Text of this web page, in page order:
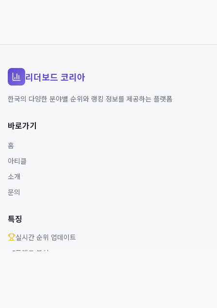
리더보드 코리아
한국의 다양한 분야별 순위와 랭킹 정보를 제공하는 플랫폼
바로가기
홈
아티클
소개
문의
특징
실시간 순위 업데이트
트렌드 분석